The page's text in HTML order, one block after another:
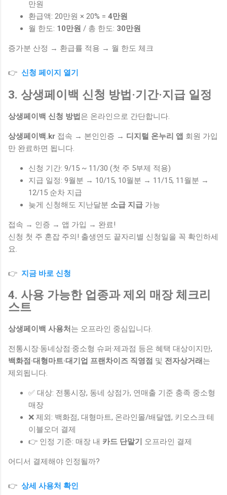
만원
환급액: 20만원 × 20% = 4만원
월 한도: 10만원 / 총 한도: 30만원
증가분 산정 → 환급률 적용 → 월 한도 체크
👉 신청 페이지 열기
3. 상생페이백 신청 방법·기간·지급 일정
상생페이백 신청 방법 은 온라인으로 간단합니다.
상생페이백.kr 접속 → 본인인증 → 디지털 온누리 앱 회원 가입
만 완료하면 됩니다.
신청 기간: 9/15 ~ 11/30 (첫 주 5부제 적용)
지급 일정: 9월분 → 10/15, 10월분 → 11/15, 11월분 →
12/15 순차 지급
늦게 신청해도 지난달분 소급 지급 가능
접속 → 인증 → 앱 가입 → 완료!
신청 첫 주 혼잡 주의! 출생연도 끝자리별 신청일을 꼭 확인하세
요.
👉 지금 바로 신청
4. 사용 가능한 업종과 제외 매장 체크리
스트
상생페이백 사용처 는 오프라인 중심입니다.
전통시장·동네상점·중소형 슈퍼·제과점 등은 혜택 대상이지만,
백화점·대형마트·대기업 프랜차이즈 직영점 및 전자상거래 는
제외됩니다.
✅ 대상: 전통시장, 동네 상점가, 연매출 기준 충족 중소형
매장
❌ 제외: 백화점, 대형마트, 온라인몰/배달앱, 키오스크·테
이블오더 결제
👉 인정 기준: 매장 내 카드 단말기 오프라인 결제
어디서 결제해야 인정될까?
👉 상세 사용처 확인